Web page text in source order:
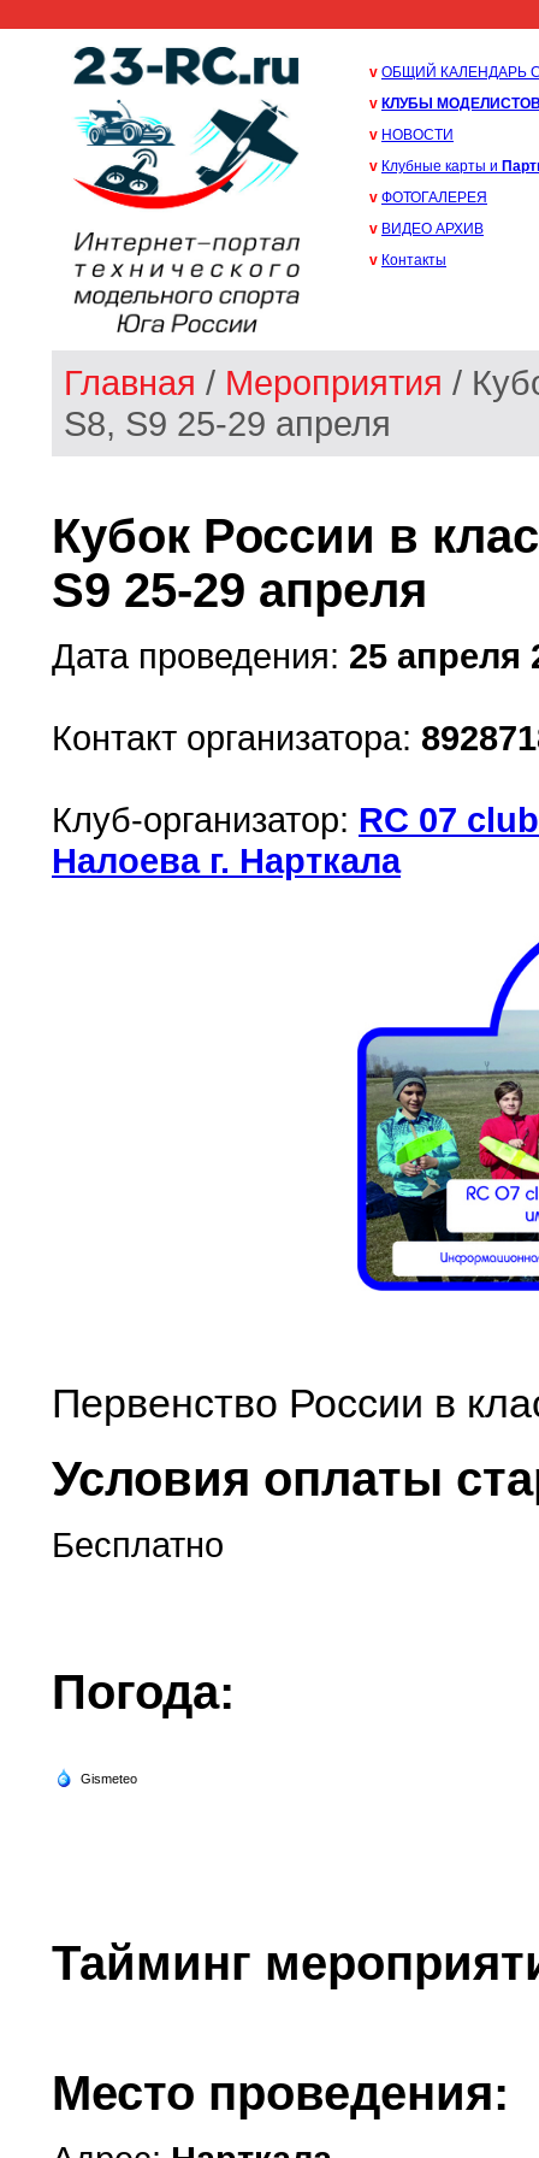
v ОБЩИЙ КАЛЕНДАРЬ
v КЛУБЫ
v НОВОСТИ
v Клубные карты и
v ФОТОГАЛЕРЕЯ
v ВИДЕО АРХИВ
v Контакты
Главная / Мероприятия /
S8, S9 25-29 апреля
Кубок России в
S9 25-29 апреля
Дата проведения: 25 апреля
Контакт организатора:
Клуб-организатор: RC 07
Налоева г. Нарткала
Первенство России в
Условия оплаты
Бесплатно
Погода:
Тайминг
Место проведения: